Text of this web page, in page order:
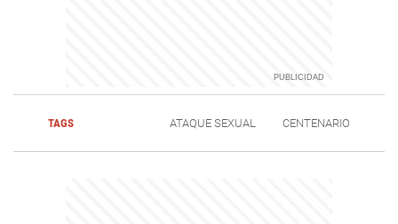
TAGS ATAQUE SEXUAL CENTENARIO